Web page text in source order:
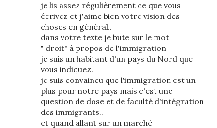
je lis assez régulièrement ce que vous
écrivez et j'aime bien votre vision des
choses en général..
dans votre texte je bute sur le mot
" droit" à propos de l'immigration
je suis un habitant d'un pays du Nord que
vous indiquez.
je suis convaincu que l'immigration est un
plus pour notre pays mais c'est une
question de dose et de faculté d'intégration
des immigrants..
et quand allant sur un marché